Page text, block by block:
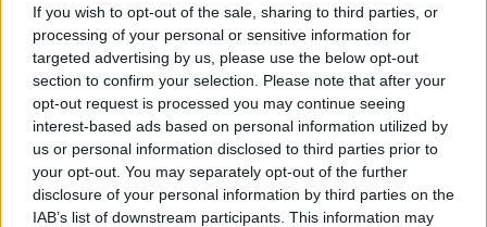
If you wish to opt-out of the sale, sharing to third parties, or
processing of your personal or sensitive information for
targeted advertising by us, please use the below opt-out
section to confirm your selection. Please note that after your
opt-out request is processed you may continue seeing
interest-based ads based on personal information utilized by
us or personal information disclosed to third parties prior to
your opt-out. You may separately opt-out of the further
disclosure of your personal information by third parties on the
IAB’s list of downstream participants. This information may
Aids, κάποιοι έλεγαν στον κόσμο να μην έρχεται στο
μαγαζί μου
«Είχα ανοίξει το εργαστήριο κοντά του» είπε
χαρακτηριστικά και πρόσθεσε: «Ήταν ρατσισμός το
Aids τότε»